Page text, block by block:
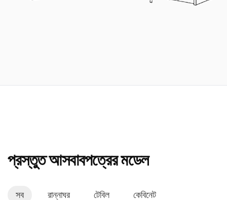
প্রস্তুত আসবাবপত্রের মডেল
সব রান্নাঘর টেবিল কেবিনেট